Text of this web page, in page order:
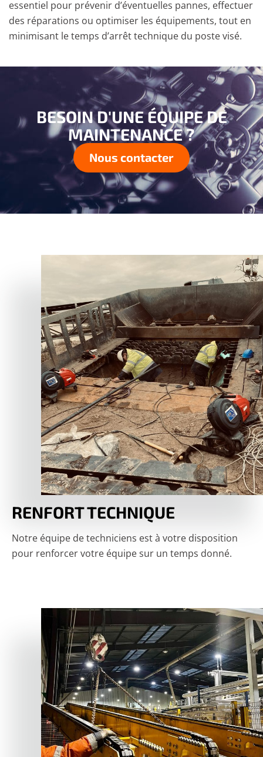
essentiel pour prévenir d’éventuelles pannes, effectuer
des réparations ou optimiser les équipements, tout en
minimisant le temps d’arrêt technique du poste visé.
BESOIN D'UNE ÉQUIPE DE
MAINTENANCE ?
Nous contacter
RENFORT TECHNIQUE
Notre équipe de techniciens est à votre disposition
pour renforcer votre équipe sur un temps donné.